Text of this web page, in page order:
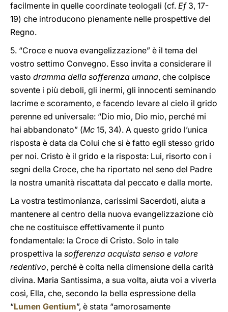
facilmente in quelle coordinate teologali (cf. Ef3, 17-
19) che introducono pienamente nelle prospettive del
Regno.
5. “Croce e nuova evangelizzazione” è il tema del
vostro settimo Convegno. Esso invita a considerare il
vasto dramma della sofferenza umana, che colpisce
sovente i più deboli, gli inermi, gli innocenti seminando
lacrime e scoramento, e facendo levare al cielo il grido
perenne ed universale: “Dio mio, Dio mio, perché mi
hai abbandonato” (Mc 15, 34). A questo grido l’unica
risposta è data da Colui che si è fatto egli stesso grido
per noi. Cristo è il grido e la risposta: Lui, risorto con i
segni della Croce, che ha riportato nel seno del Padre
la nostra umanità riscattata dal peccato e dalla morte.
La vostra testimonianza, carissimi Sacerdoti, aiuta a
mantenere al centro della nuova evangelizzazione ciò
che ne costituisce effettivamente il punto
fondamentale: la Croce di Cristo. Solo in tale
prospettiva la sofferenza acquista senso e valore
redentivo, perché è colta nella dimensione della carità
divina. Maria Santissima, a sua volta, aiuta voi a viverla
così, Ella, che, secondo la bella espressione della
“Lumen Gentium”, è stata “amorosamente